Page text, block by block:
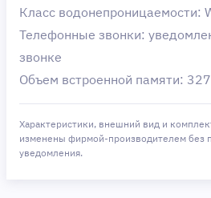
Класс водонепроницаемости:
Телефонные звонки:
звонке
Объем встроенной памяти:
Характеристики, внешний вид и
изменены фирмой-производителем без
уведомления.